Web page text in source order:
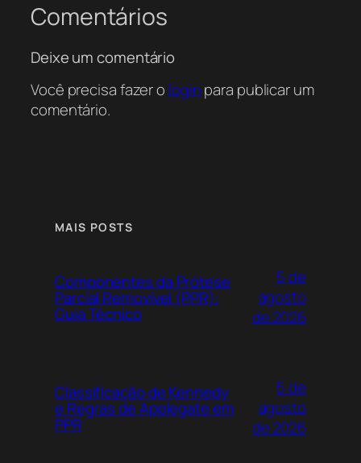
Comentários
Deixe um comentário
Você precisa fazer o loginpara publicar um
comentário.
MAIS POSTS
Componentes da Prótese
Parcial Removível (PPR):
Guia Técnico
5 de
agosto
de 2026
Classificação de Kennedy
e Regras de Applegate em
PPR
5 de
agosto
de 2026